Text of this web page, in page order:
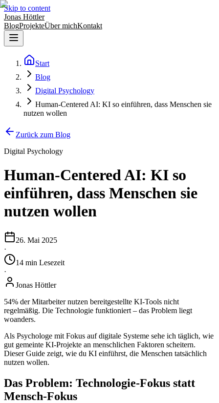
Skip to content
Jonas Höttler
BlogProjekteÜber michKontakt
Start
Blog
Digital Psychology
Human-Centered AI: KI so einführen, dass Menschen sie
nutzen wollen
Zurück zum Blog
Digital Psychology
Human-Centered AI: KI so
einführen, dass Menschen sie
nutzen wollen
26. Mai 2025
·
14 min Lesezeit
·
Jonas Höttler
54% der Mitarbeiter nutzen bereitgestellte KI-Tools nicht
regelmäßig. Die Technologie funktioniert – das Problem liegt
woanders.
Als Psychologe mit Fokus auf digitale Systeme sehe ich täglich, wie
gut gemeinte KI-Projekte an menschlichen Faktoren scheitern.
Dieser Guide zeigt, wie du KI einführst, die Menschen tatsächlich
nutzen wollen.
Das Problem: Technologie-Fokus statt
Mensch-Fokus